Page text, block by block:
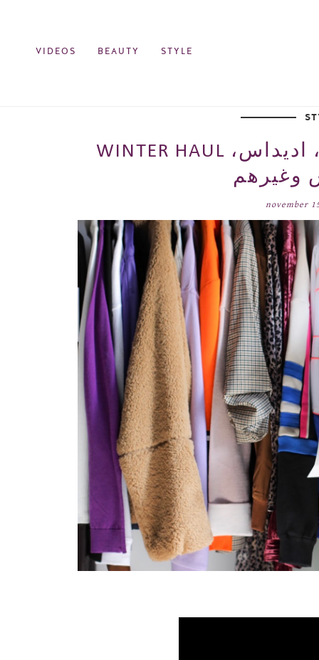
VIDEOS BEAUTY STYLE
WINTER HAUL مشترياتي للشتا / زارا، بيرشكا، اديداس،
وغيرهم
november